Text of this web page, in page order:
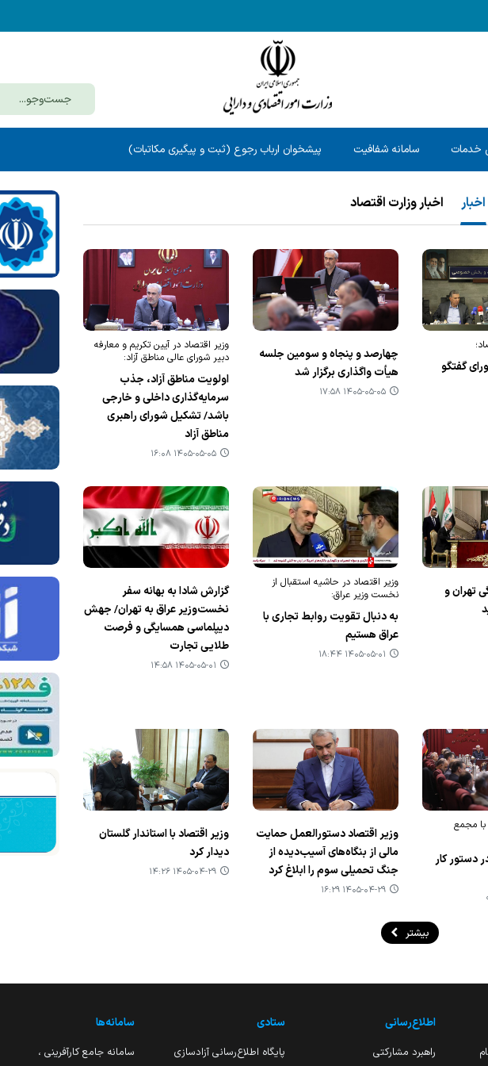
خدمات سامانه شفافیت پیشخوان ارباب رجوع (ثبت و پیگیری مکاتبات)
اخبار اخبار وزارت اقتصاد
گفتگو
چهارصد و پنجاه و سومین جلسه
هیأت واگذاری برگزار شد
۱۴۰۵-۰۵-۰۵ ۱۷:۵۸
وزیر اقتصاد در آیین تکریم و معارفه
دبیر شورای عالی مناطق آزاد:
اولویت مناطق آزاد، جذب
سرمایه‌گذاری داخلی و خارجی
باشد/ تشکیل شورای راهبری
مناطق آزاد
۱۴۰۵-۰۵-۰۵ ۱۶:۰۸
تهران و
وزیر اقتصاد در حاشیه استقبال از
نخست وزیر عراق:
به دنبال تقویت روابط تجاری با
عراق هستیم
۱۴۰۵-۰۵-۰۱ ۱۸:۴۴
گزارش شادا به بهانه سفر
نخست‌وزیر عراق به تهران/ جهش
دیپلماسی همسایگی و فرصت
طلایی تجارت
۱۴۰۵-۰۵-۰۱ ۱۴:۵۸
با مجمع
دستور کار
وزیر اقتصاد دستورالعمل حمایت
مالی از بنگاه‌های آسیب‌دیده از
جنگ تحمیلی سوم را ابلاغ کرد
۱۴۰۵-۰۴-۲۹ ۱۶:۲۹
وزیر اقتصاد با استاندار گلستان
دیدار کرد
۱۴۰۵-۰۴-۲۹ ۱۴:۲۶
بیشتر
اطلاع‌رسانی
راهبرد مشارکتی
ستادی
پایگاه اطلاع‌رسانی آزادسازی
سامانه‌ها
سامانه جامع کارآفرینی ،